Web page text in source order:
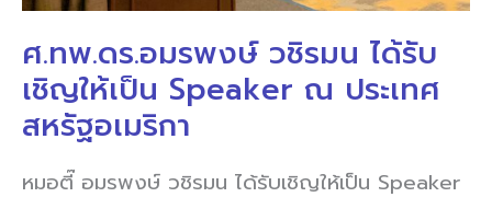
ศ.ทพ.ดร.อมรพงษ์ วชิรมน ได้รับ
เชิญให้เป็น Speaker ณ ประเทศ
สหรัฐอเมริกา
หมอตี๊ อมรพงษ์ วชิรมน ได้รับเชิญให้เป็น Speaker
ประเทศ
สหรัฐอเมริกา